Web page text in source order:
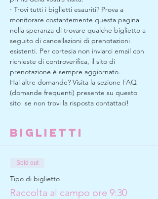
· Trovi tutti i biglietti esauriti? Prova a
monitorare costantemente questa pagina
nella speranza di trovare qualche biglietto a
seguito di cancellazioni di prenotazioni
esistenti. Per cortesia non inviarci email con
richieste di controverifica, il sito di
prenotazione è sempre aggiornato.
Hai altre domande? Visita la sezione FAQ
(domande frequenti) presente su questo
sito  se non trovi la risposta contattaci!
Biglietti
Sold out
Tipo di biglietto
Raccolta al campo ore 9:30